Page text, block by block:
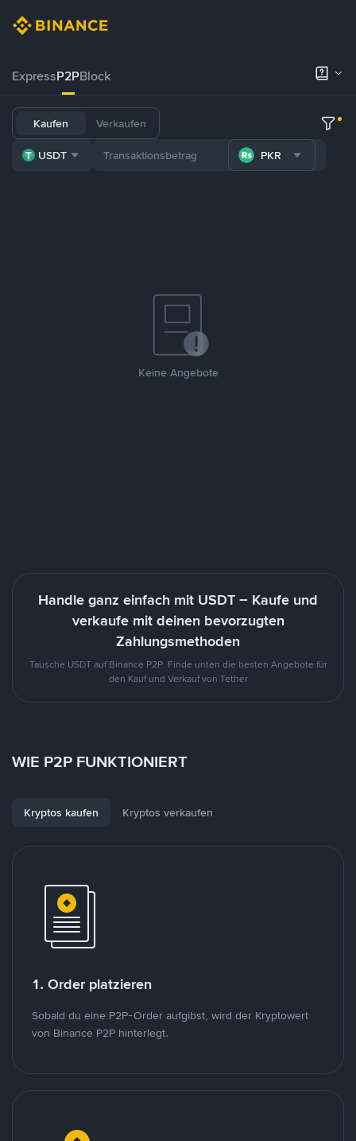
ExpressP2PBlock
Kaufen Verkaufen
USDT PKR
Keine Angebote
Handle ganz einfach mit USDT – Kaufe und
verkaufe mit deinen bevorzugten
Zahlungsmethoden
Tausche USDT auf Binance P2P. Finde unten die besten Angebote für
den Kauf und Verkauf von Tether
WIE P2P FUNKTIONIERT
Kryptos kaufen Kryptos verkaufen
1. Order platzieren
Sobald du eine P2P-Order aufgibst, wird der Kryptowert
von Binance P2P hinterlegt.